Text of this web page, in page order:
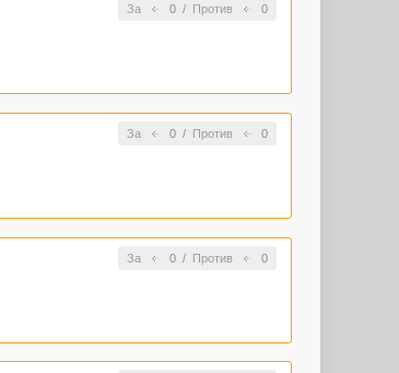
За 0/ Против 0
За 0/ Против 0
За 0/ Против 0